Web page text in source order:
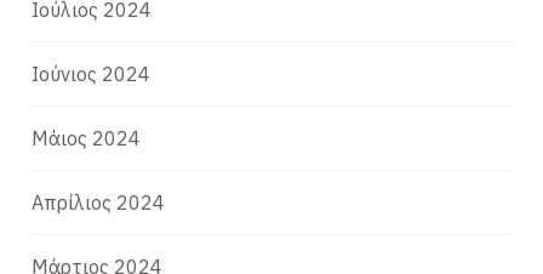
Ιούλιος 2024
Ιούνιος 2024
Μάιος 2024
Απρίλιος 2024
Μάρτιος 2024